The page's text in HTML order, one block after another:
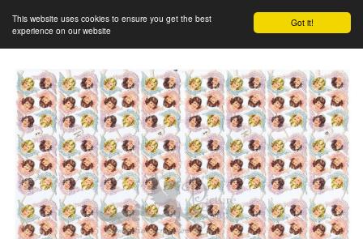
Got it!
This website uses cookies to ensure you get the best
experience on our website